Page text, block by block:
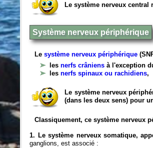
Le système nerveux
Système nerveux périphérique
Lesystème nerveux périphérique
lesnerfs crâniens à l'exception
lesnerfs spinaux ou rachidiens,
Le système nerveux
(dans les deux sens) pour
Classiquement, ce système nerveux
1. Le système nerveux somatique,
ganglions, est associé :